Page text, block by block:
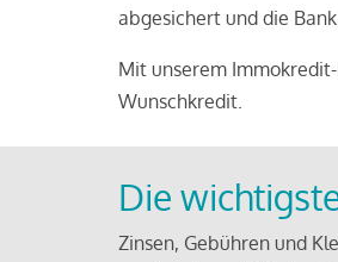
abgesichert und die
Mit unserem
Wunschkredit.
Die
Zinsen, Gebühren und